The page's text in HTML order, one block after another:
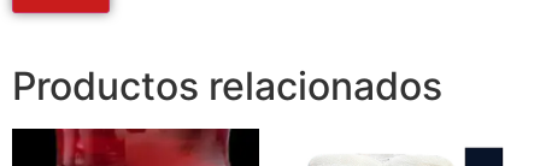
Productos relacionados